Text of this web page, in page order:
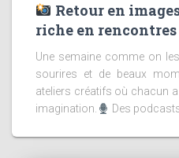
Retour en
riche en
Une semaine comme on
sourires et de beaux
ateliers créatifs où chacun
imagination.
Des